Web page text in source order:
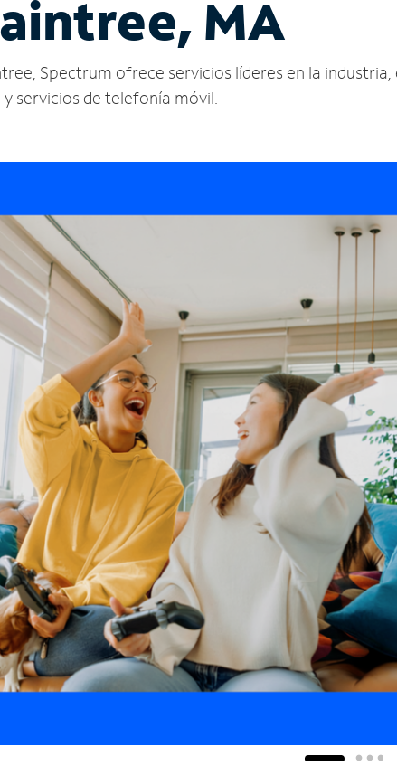
MA
Spectrum ofrece servicios líderes en la
servicios de telefonía móvil.